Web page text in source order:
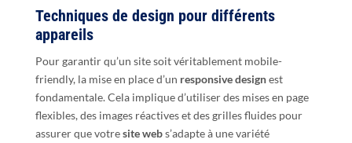
Techniques de design pour différents
appareils
Pour garantir qu’un site soit véritablement mobile-
friendly, la mise en place d’un responsive designest
fondamentale. Cela implique d’utiliser des mises en page
flexibles, des images réactives et des grilles fluides pour
assurer que votresite webs’adapte à une variété